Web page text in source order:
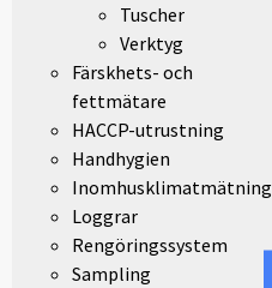
Tuscher
Verktyg
Färskhets- och
fettmätare
HACCP-utrustning
Handhygien
Inomhusklimatmätning
Loggrar
Rengöringssystem
Sampling